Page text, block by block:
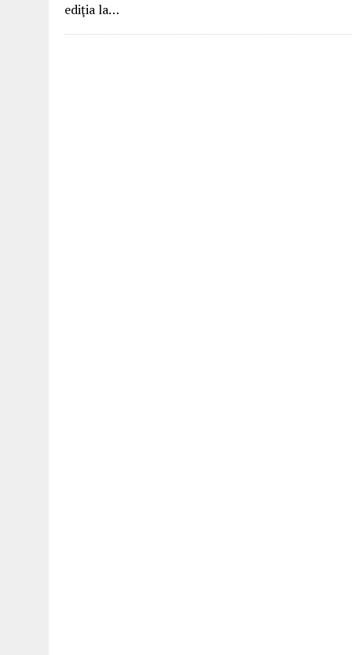
ediţia la…